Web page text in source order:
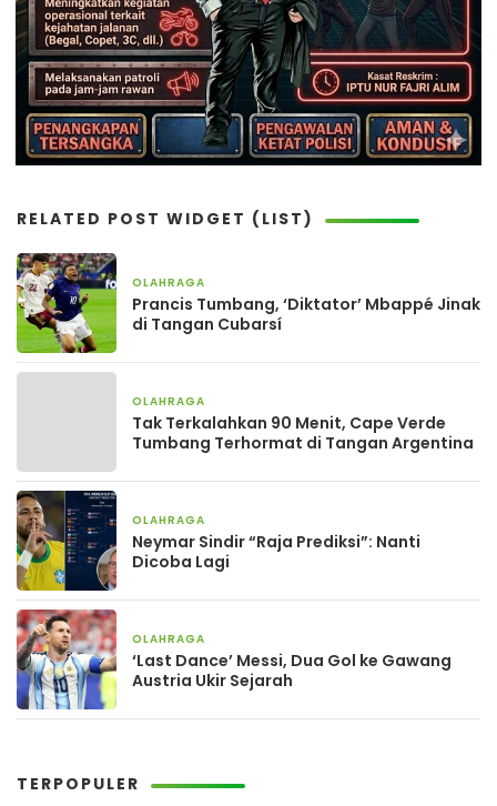
RELATED POST WIDGET (LIST)
OLAHRAGA
Prancis Tumbang, ‘Diktator’ Mbappé Jinak
di Tangan Cubarsí
OLAHRAGA
Tak Terkalahkan 90 Menit, Cape Verde
Tumbang Terhormat di Tangan Argentina
OLAHRAGA
Neymar Sindir “Raja Prediksi”: Nanti
Dicoba Lagi
OLAHRAGA
‘Last Dance’ Messi, Dua Gol ke Gawang
Austria Ukir Sejarah
TERPOPULER